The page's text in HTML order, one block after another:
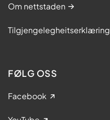
Om nettstaden
Tilgjengelegheitserklæring
FØLG OSS
Facebook